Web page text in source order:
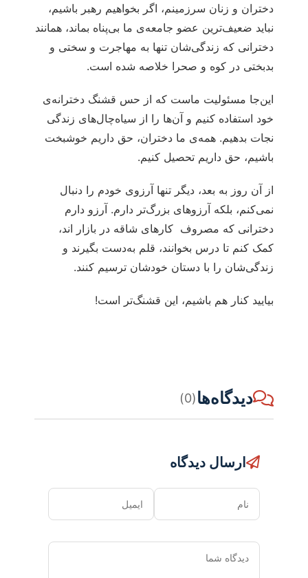
دختران و زنان سرزمینم، اگر بخواهیم رهبر باشیم،
نباید ضعیف‌ترین عضو جامعه‌ی ما بی‌پناه بماند، همانند
دخترانی که زندگی‌شان تنها به مهاجرت و سختی و
بدبختی در کوه و صحرا خلاصه شده است.
این‌جا مسئولیت ماست که از حس قشنگ دخترانه‌ی
خود استفاده کنیم و آن‌ها را از سیاه‌چال‌های زندگی
نجات بدهیم. همه‌ی ما دختران، حق داریم خوشبخت
باشیم، حق داریم تحصیل کنیم.
از آن روز به بعد، دیگر تنها آرزوی خودم را دنبال
نمی‌کنم، بلکه آرزوهای بزرگ‌تر دارم. آرزو دارم
دخترانی که مصروف کارهای شاقه در بازار اند،
کمک کنم تا درس بخوانند، قلم به‌دست بگیرند و
زندگی‌شان را با دستان خودشان ترسیم کنند.
بیایید کنار هم باشیم، این قشنگ‌تر است!
دیدگاه‌ها(0)
ارسال دیدگاه
نام ایمیل
دیدگاه